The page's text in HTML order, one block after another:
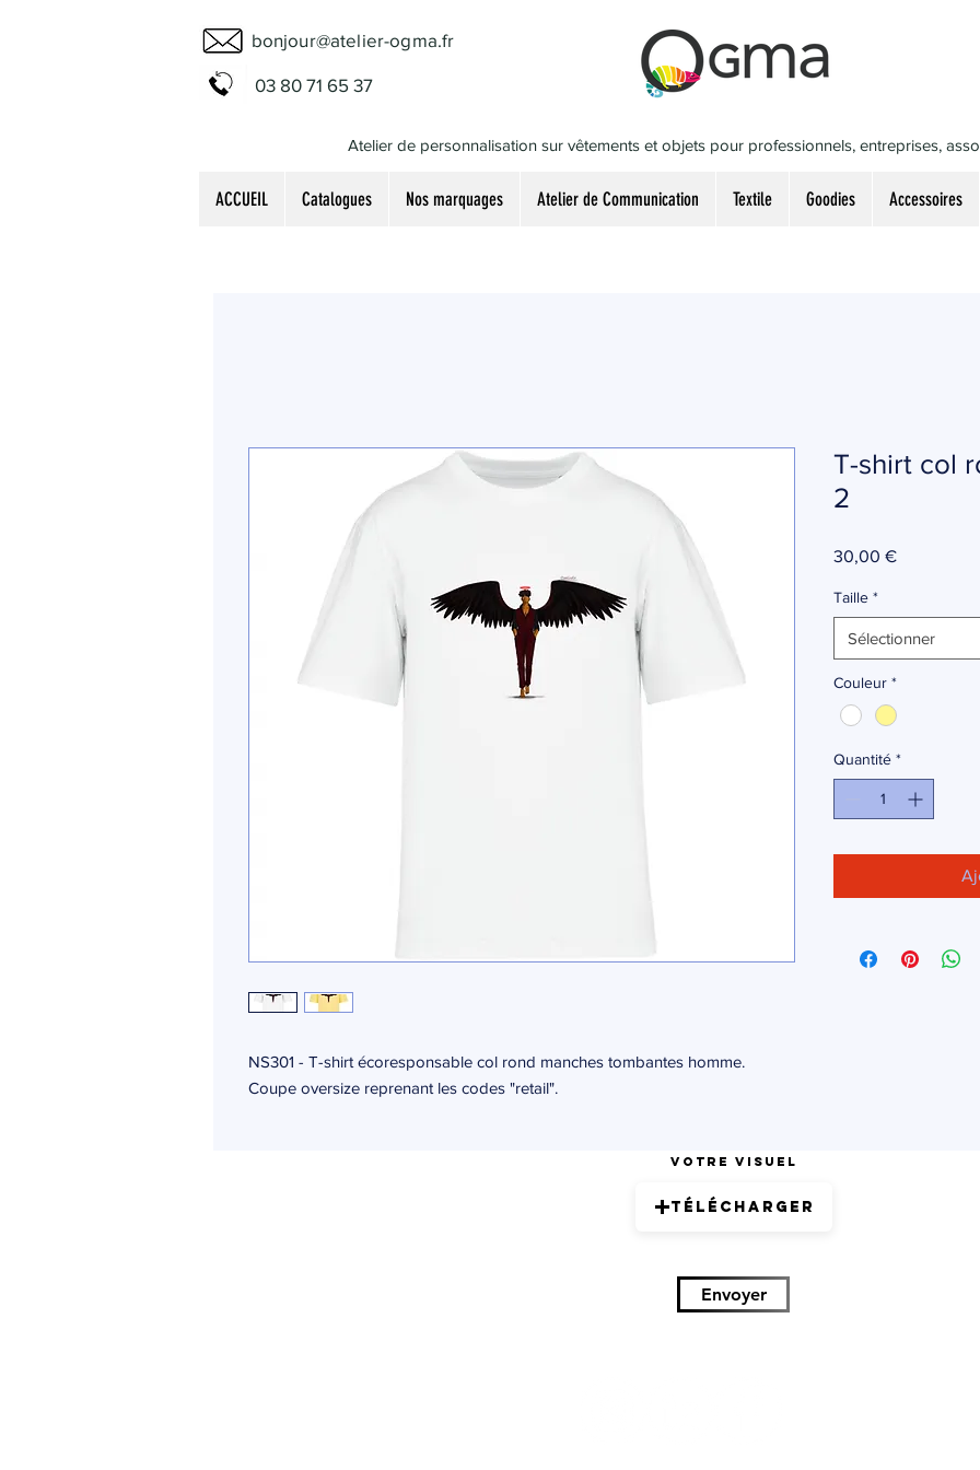
bonjour@atelier-ogma.fr
03 80 71 65 37
Atelier de personnalisation sur vêtements et objets pour professionnels, entreprises,
ACCUEIL Catalogues Nos marquages Atelier de Communication Textile Goodies Accessoires
NS301 - T-shirt écoresponsable col rond manches tombantes homme.
Coupe oversize reprenant les codes "retail".
T-shirt col
2
30,00 €Prix
Taille *
Sélectionner
Couleur *
Quantité *
Votre visuel
Télécharger
Envoyer